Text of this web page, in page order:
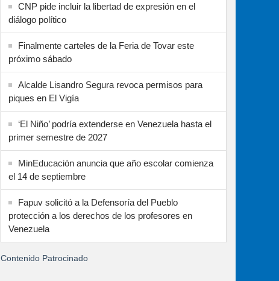
CNP pide incluir la libertad de expresión en el
diálogo político
Finalmente carteles de la Feria de Tovar este
próximo sábado
Alcalde Lisandro Segura revoca permisos para
piques en El Vigía
‘El Niño’ podría extenderse en Venezuela hasta el
primer semestre de 2027
MinEducación anuncia que año escolar comienza
el 14 de septiembre
Fapuv solicitó a la Defensoría del Pueblo
protección a los derechos de los profesores en
Venezuela
Contenido Patrocinado